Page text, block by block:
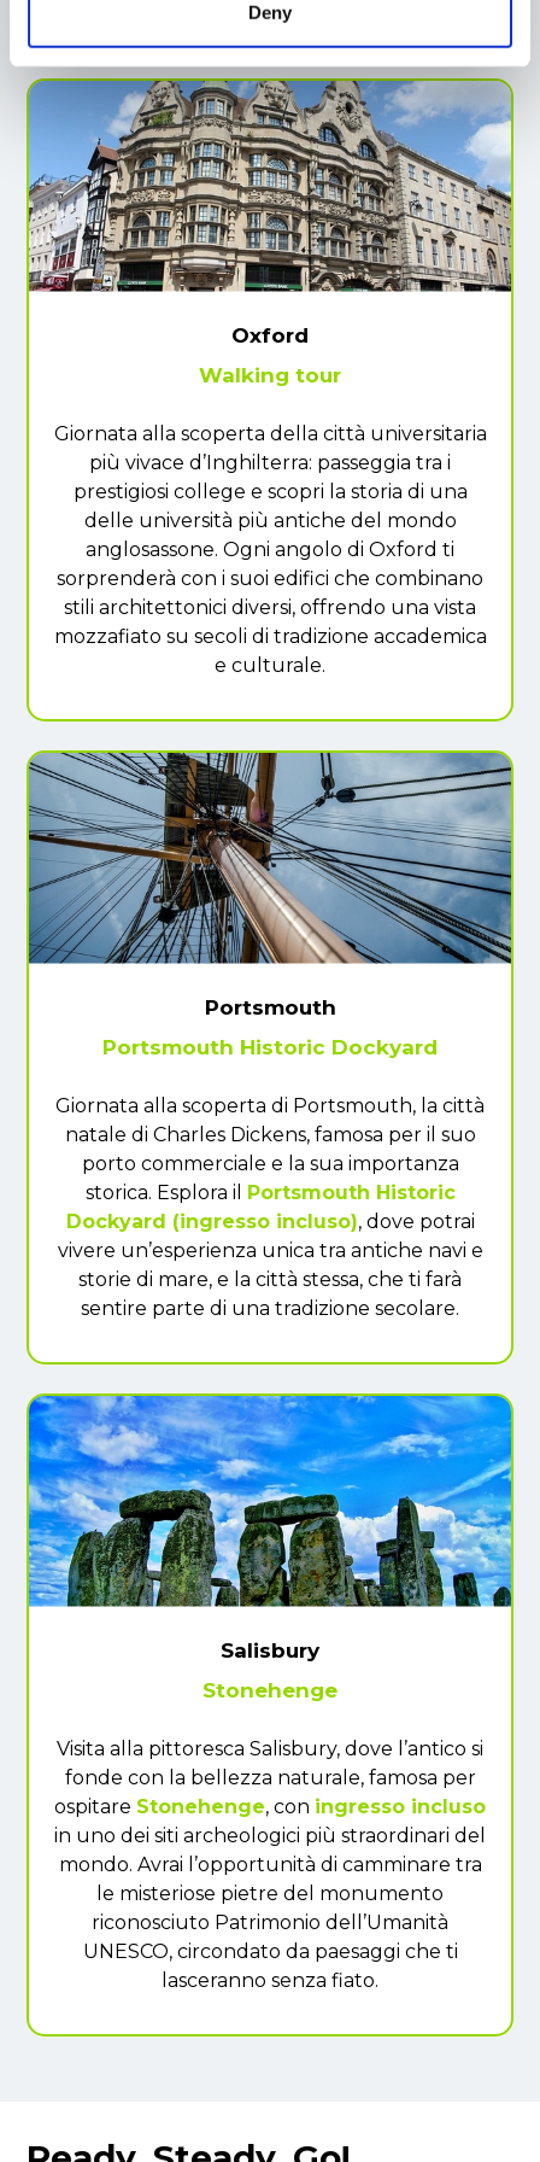
Deny
Oxford
Walking tour
Giornata alla scoperta della città universitaria
più vivace d’Inghilterra: passeggia tra i
prestigiosi college e scopri la storia di una
delle università più antiche del mondo
anglosassone. Ogni angolo di Oxford ti
sorprenderà con i suoi edifici che combinano
stili architettonici diversi, offrendo una vista
mozzafiato su secoli di tradizione accademica
e culturale.
Portsmouth
Portsmouth Historic Dockyard
Giornata alla scoperta di Portsmouth, la città
natale di Charles Dickens, famosa per il suo
porto commerciale e la sua importanza
storica. Esplora il Portsmouth Historic
Dockyard (ingresso incluso), dove potrai
vivere un’esperienza unica tra antiche navi e
storie di mare, e la città stessa, che ti farà
sentire parte di una tradizione secolare.
Salisbury
Stonehenge
Visita alla pittoresca Salisbury, dove l’antico si
fonde con la bellezza naturale, famosa per
ospitare Stonehenge, con ingresso incluso
in uno dei siti archeologici più straordinari del
mondo. Avrai l’opportunità di camminare tra
le misteriose pietre del monumento
riconosciuto Patrimonio dell’Umanità
UNESCO, circondato da paesaggi che ti
lasceranno senza fiato.